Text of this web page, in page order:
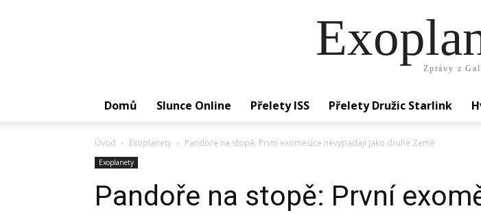
Zprávy z
Domů Slunce Online Přelety ISS Přelety Družic Starlink
Úvod Exoplanety Pandoře na stopě: První exoměsíce nevypadají jako druhé Země
Exoplanety
Pandoře na stopě: První